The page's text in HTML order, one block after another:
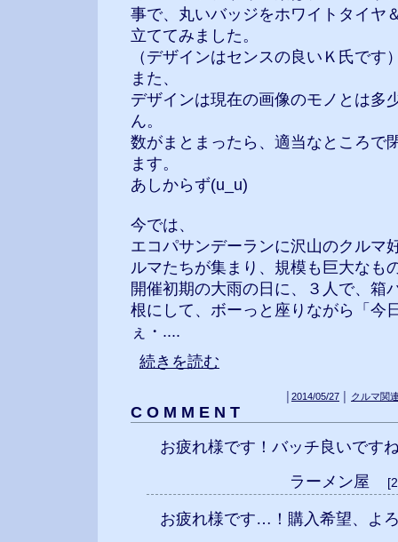
事で、丸いバッジをホワイトタイヤ
立ててみました。
（デザインはセンスの良いＫ氏です
また、
デザインは現在の画像のモノとは多
ん。
数がまとまったら、適当なところで
ます。
あしからず(u_u)
今では、
エコパサンデーランに沢山のクルマ
ルマたちが集まり、規模も巨大なも
開催初期の大雨の日に、３人で、箱
根にして、ボーっと座りながら「今
ぇ・....
続きを読む
2014/05/27 クルマ関
C O M M E N T
お疲れ様です！バッチ良いです
ラーメン屋
お疲れ様です…！購入希望、よ